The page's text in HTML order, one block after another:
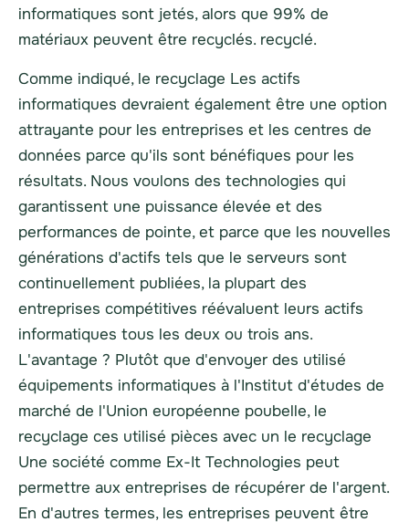
informatiques sont jetés, alors que 99% de
matériaux peuvent être recyclés. recyclé.
Comme indiqué, le recyclage Les actifs
informatiques devraient également être une option
attrayante pour les entreprises et les centres de
données parce qu'ils sont bénéfiques pour les
résultats. Nous voulons des technologies qui
garantissent une puissance élevée et des
performances de pointe, et parce que les nouvelles
générations d'actifs tels que le serveurs sont
continuellement publiées, la plupart des
entreprises compétitives réévaluent leurs actifs
informatiques tous les deux ou trois ans.
L'avantage ? Plutôt que d'envoyer des utilisé
équipements informatiques à l'Institut d'études de
marché de l'Union européenne poubelle, le
recyclage ces utilisé pièces avec un le recyclage
Une société comme Ex-It Technologies peut
permettre aux entreprises de récupérer de l'argent.
En d'autres termes, les entreprises peuvent être